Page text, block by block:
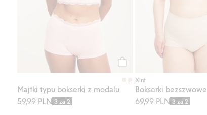
Majtki typu bokserki z modalu
59,99 PLN 3 za 2
Xlnt
Bokserki bezszwowe
69,99 PLN 3 za 2